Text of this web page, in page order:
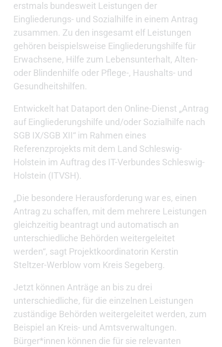
erstmals bundesweit Leistungen der
Eingliederungs- und Sozialhilfe in einem Antrag
zusammen. Zu den insgesamt elf Leistungen
gehören beispielsweise Eingliederungshilfe für
Erwachsene, Hilfe zum Lebensunterhalt, Alten-
oder Blindenhilfe oder Pflege-, Haushalts- und
Gesundheitshilfen.
Entwickelt hat Dataport den Online-Dienst „Antrag
auf Eingliederungshilfe und/oder Sozialhilfe nach
SGB IX/SGB XII“ im Rahmen eines
Referenzprojekts mit dem Land Schleswig-
Holstein im Auftrag des IT-Verbundes Schleswig-
Holstein (ITVSH).
„Die besondere Herausforderung war es, einen
Antrag zu schaffen, mit dem mehrere Leistungen
gleichzeitig beantragt und automatisch an
unterschiedliche Behörden weitergeleitet
werden“, sagt Projektkoordinatorin Kerstin
Steltzer-Werblow vom Kreis Segeberg.
Jetzt können Anträge an bis zu drei
unterschiedliche, für die einzelnen Leistungen
zuständige Behörden weitergeleitet werden, zum
Beispiel an Kreis- und Amtsverwaltungen.
Bürger*innen können die für sie relevanten